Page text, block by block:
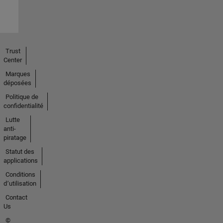
Trust
Center
Marques
déposées
Politique de
confidentialité
Lutte
anti-
piratage
Statut des
applications
Conditions
d՚utilisation
Contact
Us
©